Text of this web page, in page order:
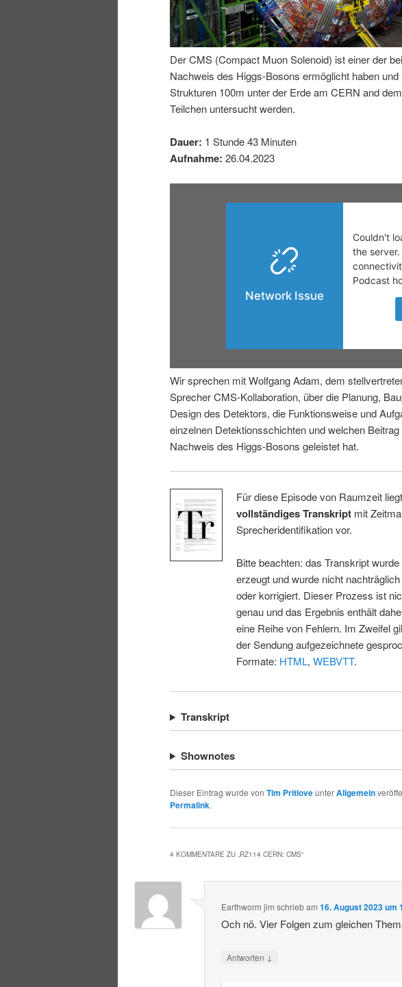
I
l
t
g
e
n
e
h
a
i
n
g
e
n
Der CMS (Compact Muon Solenoid) ist einer der
Nachweis des Higgs-Bosons ermöglicht haben
Strukturen 100m unter der Erde am CERN and
Teilchen untersucht werden.
Dauer: 1 Stunde 43 Minuten
Aufnahme: 26.04.2023
Wir sprechen mit Wolfgang Adam, dem
Sprecher CMS-Kollaboration, über die Planung,
Design des Detektors, die Funktionsweise und
einzelnen Detektionsschichten und welchen
Nachweis des Higgs-Bosons geleistet hat.
Für diese Episode von Raumzeit
vollständiges Transkriptmit
Sprecheridentifikation vor.
Bitte beachten: das Transkript
erzeugt und wurde nicht
oder korrigiert. Dieser Prozess ist
genau und das Ergebnis enthält
eine Reihe von Fehlern. Im Zweifel
der Sendung aufgezeichnete
Formate: HTML, WEBVTT.
Transkript
Shownotes
Dieser Eintrag wurde von Tim PritloveunterAllgemein
Permalink.
4 KOMMENTARE ZU „ RZ114 CERN: CMS“
Earthworm jim schriebam16. August 2023 um
Och nö. Vier Folgen zum gleichen
Antworten ↓